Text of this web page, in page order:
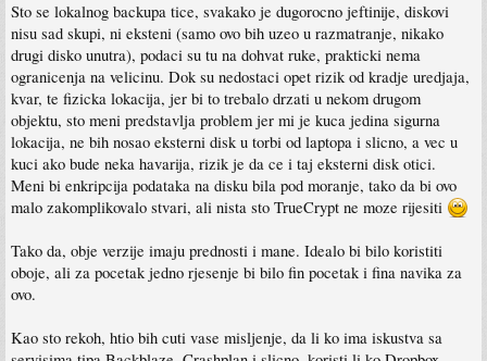
Sto se lokalnog backupa tice, svakako je dugorocno jeftinije, diskovi
nisu sad skupi, ni eksteni (samo ovo bih uzeo u razmatranje, nikako
drugi disko unutra), podaci su tu na dohvat ruke, prakticki nema
ogranicenja na velicinu. Dok su nedostaci opet rizik od kradje uredjaja,
kvar, te fizicka lokacija, jer bi to trebalo drzati u nekom drugom
objektu, sto meni predstavlja problem jer mi je kuca jedina sigurna
lokacija, ne bih nosao eksterni disk u torbi od laptopa i slicno, a vec u
kuci ako bude neka havarija, rizik je da ce i taj eksterni disk otici.
Meni bi enkripcija podataka na disku bila pod moranje, tako da bi ovo
malo zakomplikovalo stvari, ali nista sto TrueCrypt ne moze rijesiti
Tako da, obje verzije imaju prednosti i mane. Idealo bi bilo koristiti
oboje, ali za pocetak jedno rjesenje bi bilo fin pocetak i fina navika za
ovo.
Kao sto rekoh, htio bih cuti vase misljenje, da li ko ima iskustva sa